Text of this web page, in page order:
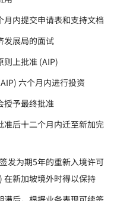
内提交申请表和支持文档
发展局的面试
则上批准 (AIP)
六个月内进行投资
授予最终批准
准后十二个月内迁至新加完
发为期5年的重新入境许可
在新加坡境外时得以保持